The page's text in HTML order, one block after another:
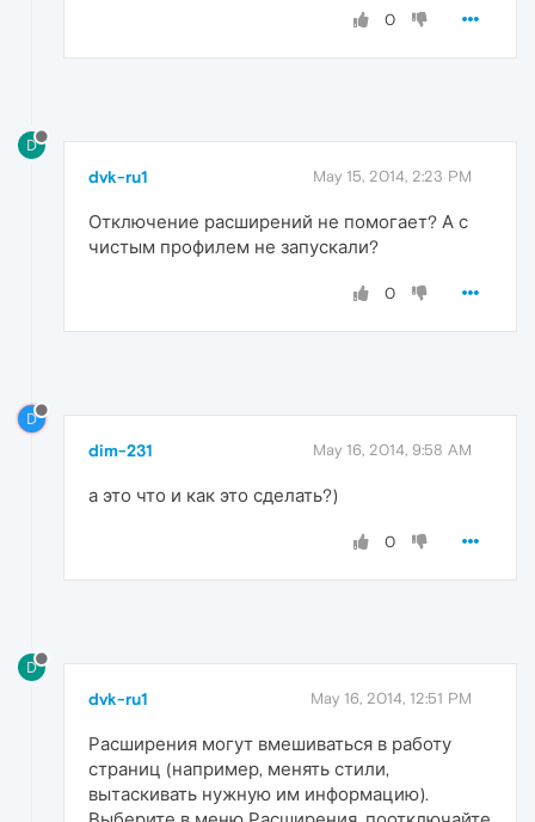
0
D
dvk-ru1 May 15, 2014, 2:23 PM
Отключение расширений не помогает? А с
чистым профилем не запускали?
0
D
dim-231 May 16, 2014, 9:58 AM
а это что и как это сделать?)
0
D
dvk-ru1 May 16, 2014, 12:51 PM
Расширения могут вмешиваться в работу
страниц (например, менять стили,
вытаскивать нужную им информацию).